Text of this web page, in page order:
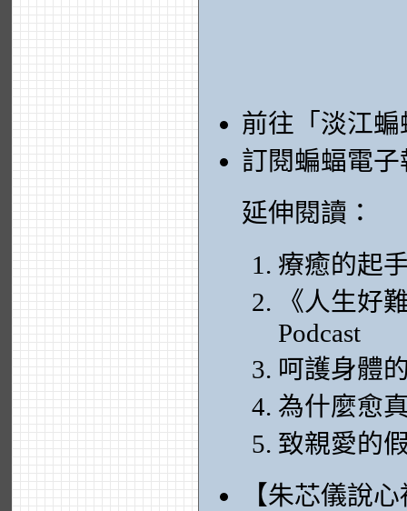
前往「淡江
訂閱蝙蝠電子
延伸閱讀：
療癒的起
《人生好
Podcast
呵護身體
為什麼愈
致親愛的
【朱芯儀說